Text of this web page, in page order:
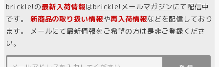
brickle!の最新入荷情報はbrickle!メールマガジンにて配信中
です。 新商品の取り扱い情報や再入荷情報などを配信しており
ます。 メールにて最新情報をご希望の方は是非ご登録くださ
い。